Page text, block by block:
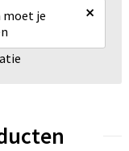
moet je
×